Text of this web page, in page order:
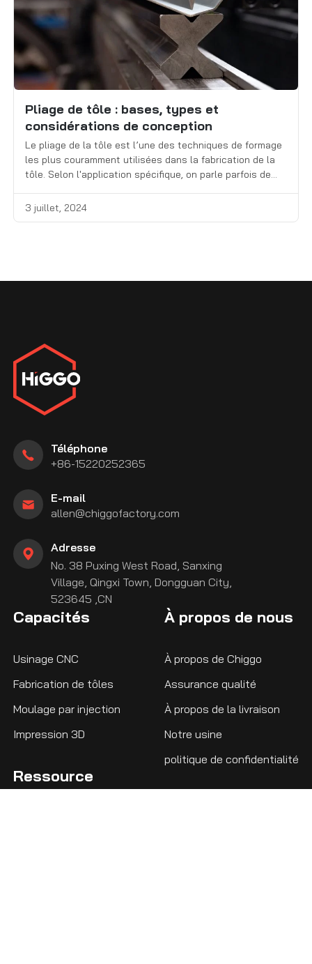
Pliage de tôle : bases, types et
considérations de conception
Le pliage de la tôle est l’une des techniques de formage
les plus couramment utilisées dans la fabrication de la
tôle. Selon l'application spécifique, on parle parfois de
bordure. Ce processus consiste à appliquer une force
3 juillet, 2024
Téléphone
+86-15220252365
E-mail
allen@chiggofactory.com
Adresse
No. 38 Puxing West Road, Sanxing
Village, Qingxi Town, Dongguan City,
523645 ,CN
Capacités
Usinage CNC
Fabrication de tôles
Moulage par injection
Impression 3D
À propos de nous
À propos de Chiggo
Assurance qualité
À propos de la livraison
Notre usine
politique de confidentialité
Ressource